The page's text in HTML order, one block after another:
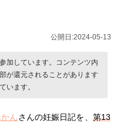
公開日:2024-05-13
加しています。コンテンツ内
が還元されることがあります
います。
んさんの妊娠日記を、 第13